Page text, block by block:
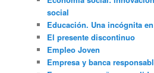
social
Educación. Una incógnita
El presente discontinuo
Empleo Joven
Empresa y banca